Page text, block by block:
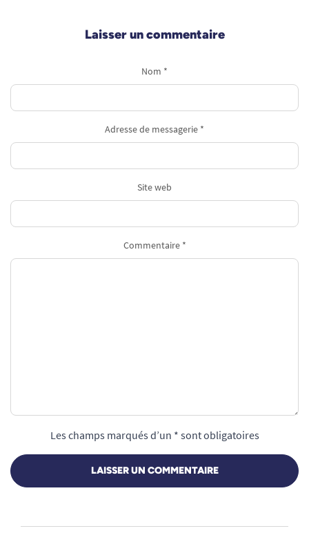
Laisser un commentaire
Nom *
Adresse de messagerie *
Site web
Commentaire *
Les champs marqués d’un * sont obligatoires
LAISSER UN COMMENTAIRE